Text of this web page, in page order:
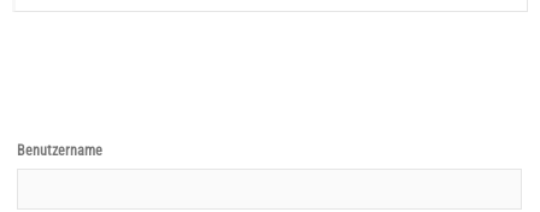
Benutzername